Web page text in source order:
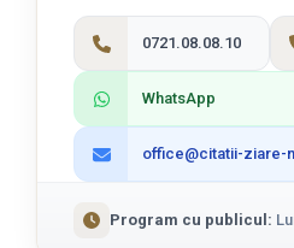
0721.08.08.10
WhatsApp
office@citatii-ziare-
Program cu publicul: